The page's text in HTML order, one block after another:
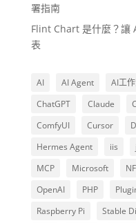
署指南
Flint Chart 是什麼？讓
表
AI AI Agent AI工
ChatGPT
Claude
ComfyUI
Cursor
Hermes Agent
iis
MCP
Microsoft
OpenAI
PHP
Raspberry Pi
Stable